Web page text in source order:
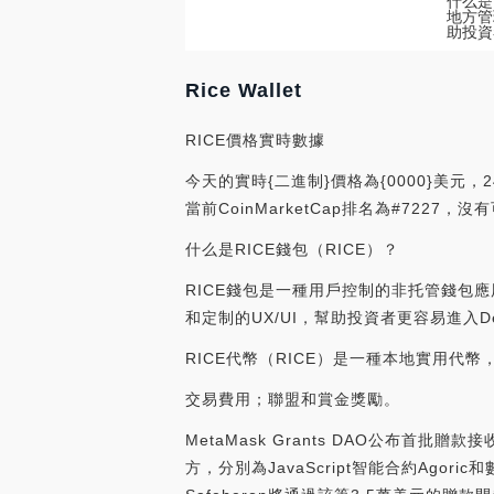
地方
助投
Rice Wallet
RICE價格實時數據
今天的實時{二進制}價格為{0000}美元，
當前CoinMarketCap排名為#7227，沒
什么是RICE錢包（RICE）？
RICE錢包是一種用戶控制的非托管錢包
和定制的UX/UI，幫助投資者更容易進入
RICE代幣（RICE）是一種本地實用代幣
交易費用；聯盟和賞金獎勵。
MetaMask Grants DAO公布首批贈款
方，分別為JavaScript智能合約Agoric和